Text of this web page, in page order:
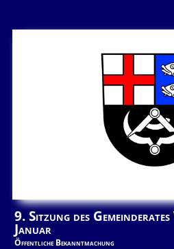
9. Sitzung des
Januar
Öffentliche Bekanntmachung